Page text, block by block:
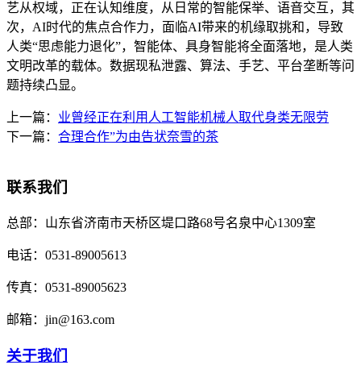
艺从权域，正在认知维度，从日常的智能保举、语音交互，其
次，AI时代的焦点合作力，面临AI带来的机缘取挑和，导致
人类“思虑能力退化”，智能体、具身智能将全面落地，是人类
文明改革的载体。数据现私泄露、算法、手艺、平台垄断等问
题持续凸显。
上一篇： 业曾经正在利用人工智能机械人取代身类无限劳
下一篇： 合理合作”为由告状奈雪的茶
联系我们
总部： 山东省济南市天桥区堤口路68号名泉中心1309室
电话： 0531-89005613
传真： 0531-89005623
邮箱： jin@163.com
关于我们